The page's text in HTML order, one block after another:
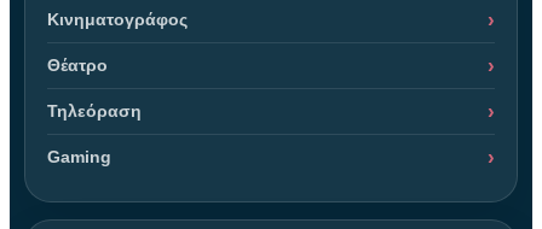
Κινηματογράφος
Θέατρο
Τηλεόραση
Gaming